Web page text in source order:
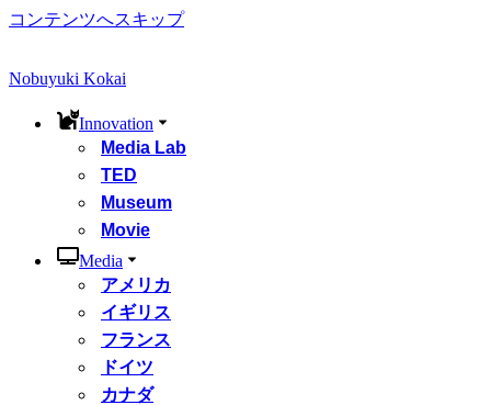
コンテンツへスキップ
Nobuyuki Kokai
Innovation
Media Lab
TED
Museum
Movie
Media
アメリカ
イギリス
フランス
ドイツ
カナダ